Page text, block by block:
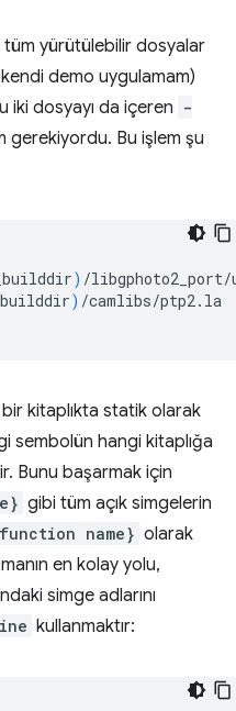
yürütülebilir dosyalar
demo uygulamam)
iki dosyayı da içeren -
gerekiyordu. Bu işlem şu
) /libgphoto2_port/
) /camlibs/ptp2.la
kitaplıkta statik olarak
sembolün hangi kitaplığa
Bunu başarmak için
gibi tüm açık simgelerin
name} olarak
en kolay yolu,
simge adlarını
kullanmaktır: